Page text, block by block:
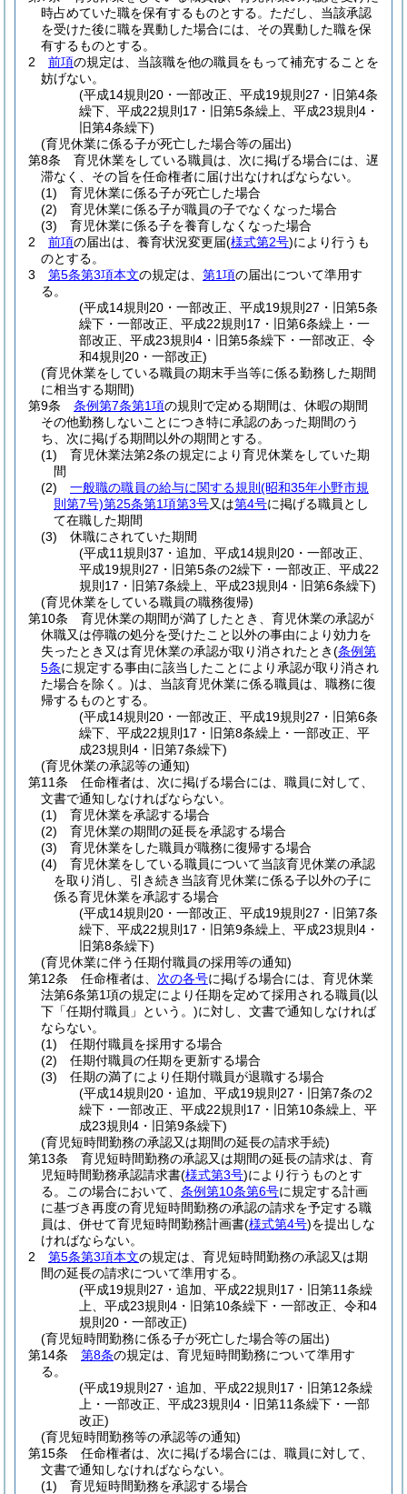
時占めていた職を保有するものとする。 ただし、当該承認
を受けた後に職を異動した場合には、その異動した職を保
有するものとする。
2
前項の規定は、当該職を他の職員をもって補充することを
妨げない。
(平成14規則20・一部改正、平成19規則27・旧第4条
繰下、平成22規則17・旧第5条繰上、平成23規則4・
旧第4条繰下)
(育児休業に係る子が死亡した場合等の届出)
第8条
育児休業をしている職員は、次に掲げる場合には、遅
滞なく、その旨を任命権者に届け出なければならない。
(1)
育児休業に係る子が死亡した場合
(2)
育児休業に係る子が職員の子でなくなった場合
(3)
育児休業に係る子を養育しなくなった場合
2
前項の届出は、養育状況変更届(様式第2号)により行うも
のとする。
3
第5条第3項本文の規定は、 第1項の届出について準用す
る。
(平成14規則20・一部改正、平成19規則27・旧第5条
繰下・一部改正、平成22規則17・旧第6条繰上・一
部改正、平成23規則4・旧第5条繰下・一部改正、令
和4規則20・一部改正)
(育児休業をしている職員の期末手当等に係る勤務した期間
に相当する期間)
第9条
条例第7条第1項の規則で定める期間は、休暇の期間
その他勤務しないことにつき特に承認のあった期間のう
ち、次に掲げる期間以外の期間とする。
(1)
育児休業法第2条の規定により育児休業をしていた期
間
(2)
一般職の職員の給与に関する規則 (昭和35年小野市規
則第7号)第25条第1項第3号又は第4号に掲げる職員とし
て在職した期間
(3)
休職にされていた期間
(平成11規則37・追加、平成14規則20・一部改正、
平成19規則27・旧第5条の2繰下・一部改正、平成22
規則17・旧第7条繰上、平成23規則4・旧第6条繰下)
(育児休業をしている職員の職務復帰)
第10条
育児休業の期間が満了したとき、育児休業の承認が
休職又は停職の処分を受けたこと以外の事由により効力を
失ったとき又は育児休業の承認が取り消されたとき(条例第
5条に規定する事由に該当したことにより承認が取り消され
た場合を除く。)は、当該育児休業に係る職員は、職務に復
帰するものとする。
(平成14規則20・一部改正、平成19規則27・旧第6条
繰下、平成22規則17・旧第8条繰上・一部改正、平
成23規則4・旧第7条繰下)
(育児休業の承認等の通知)
第11条
任命権者は、次に掲げる場合には、職員に対して、
文書で通知しなければならない。
(1)
育児休業を承認する場合
(2)
育児休業の期間の延長を承認する場合
(3)
育児休業をした職員が職務に復帰する場合
(4)
育児休業をしている職員について当該育児休業の承認
を取り消し、引き続き当該育児休業に係る子以外の子に
係る育児休業を承認する場合
(平成14規則20・一部改正、平成19規則27・旧第7条
繰下、平成22規則17・旧第9条繰上、平成23規則4・
旧第8条繰下)
(育児休業に伴う任期付職員の採用等の通知)
第12条
任命権者は、 次の各号に掲げる場合には、育児休業
法第6条第1項の規定により任期を定めて採用される職員(以
下「任期付職員」という。)に対し、文書で通知しなければ
ならない。
(1)
任期付職員を採用する場合
(2)
任期付職員の任期を更新する場合
(3)
任期の満了により任期付職員が退職する場合
(平成14規則20・追加、平成19規則27・旧第7条の2
繰下・一部改正、平成22規則17・旧第10条繰上、平
成23規則4・旧第9条繰下)
(育児短時間勤務の承認又は期間の延長の請求手続)
第13条
育児短時間勤務の承認又は期間の延長の請求は、育
児短時間勤務承認請求書(様式第3号)により行うものとす
る。
この場合において、 条例第10条第6号に規定する計画
に基づき再度の育児短時間勤務の承認の請求を予定する職
員は、併せて育児短時間勤務計画書(様式第4号)を提出しな
ければならない。
2
第5条第3項本文の規定は、育児短時間勤務の承認又は期
間の延長の請求について準用する。
(平成19規則27・追加、平成22規則17・旧第11条繰
上、平成23規則4・旧第10条繰下・一部改正、令和4
規則20・一部改正)
(育児短時間勤務に係る子が死亡した場合等の届出)
第14条
第8条の規定は、育児短時間勤務について準用す
る。
(平成19規則27・追加、平成22規則17・旧第12条繰
上・一部改正、平成23規則4・旧第11条繰下・一部
改正)
(育児短時間勤務等の承認等の通知)
第15条
任命権者は、次に掲げる場合には、職員に対して、
文書で通知しなければならない。
(1)
育児短時間勤務を承認する場合